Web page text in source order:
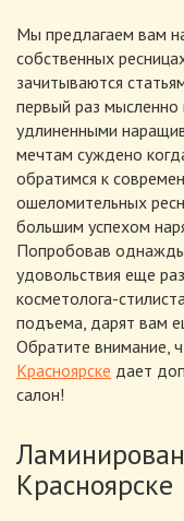
Мы предлагаем вам
собственных
зачитываются
первый раз
удлиненными
мечтам суждено
обратимся к
ошеломительных
большим успехом
Попробовав
удовольствия еще
косметолога-
подъема, дарят вам
Обратите внимание,
Красноярске дает
салон!
Красноярске